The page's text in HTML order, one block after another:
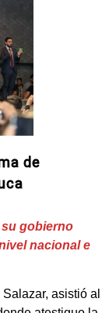
de
gobierno
nacional e
asistió al